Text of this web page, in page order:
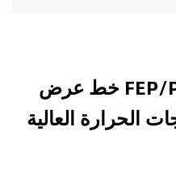
FEP/PFA/ETFE/PEEK/PA خط عرض
الحرارة العالية